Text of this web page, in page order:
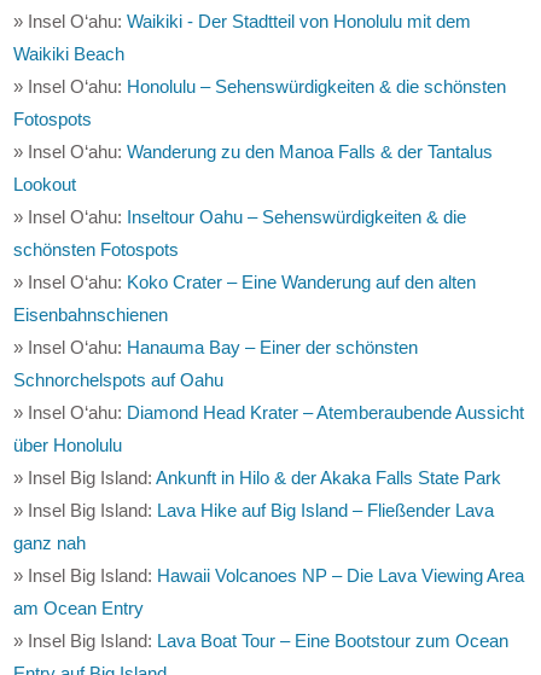
» Insel O‘ahu:Waikiki - Der Stadtteil von Honolulu mit dem
Waikiki Beach
» Insel O‘ahu: Honolulu – Sehenswürdigkeiten & die schönsten
Fotospots
» Insel O‘ahu:Wanderung zu den Manoa Falls & der Tantalus
Lookout
» Insel O‘ahu: Inseltour Oahu – Sehenswürdigkeiten & die
schönsten Fotospots
» Insel O‘ahu: Koko Crater – Eine Wanderung auf den alten
Eisenbahnschienen
» Insel O‘ahu: Hanauma Bay – Einer der schönsten
Schnorchelspots auf Oahu
» Insel O‘ahu: Diamond Head Krater – Atemberaubende Aussicht
über Honolulu
» Insel Big Island:Ankunft in Hilo & der Akaka Falls State Park
» Insel Big Island: Lava Hike auf Big Island – Fließender Lava
ganz nah
» Insel Big Island: Hawaii Volcanoes NP – Die Lava Viewing Area
am Ocean Entry
» Insel Big Island: Lava Boat Tour – Eine Bootstour zum Ocean